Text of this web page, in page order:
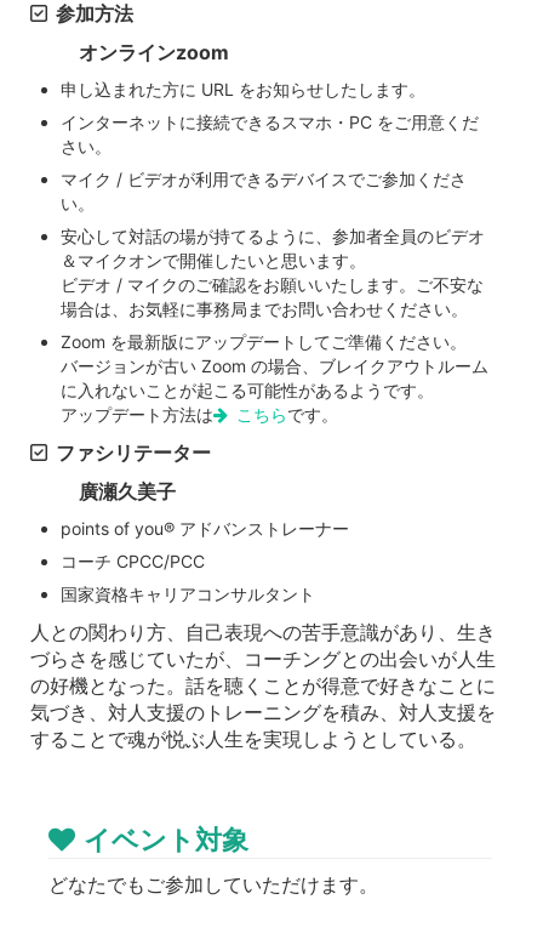
参加方法
オンラインzoom
申し込まれた方に URL をお知らせしたします。
インターネットに接続できるスマホ・PC をご用意くだ
さい。
マイク / ビデオが利用できるデバイスでご参加くださ
い。
安心して対話の場が持てるように、参加者全員のビデオ
＆マイクオンで開催したいと思います。
ビデオ / マイクのご確認をお願いいたします。ご不安な
場合は、お気軽に事務局までお問い合わせください。
Zoom を最新版にアップデートしてご準備ください。
バージョンが古い Zoom の場合、ブレイクアウトルーム
に入れないことが起こる可能性があるようです。
アップデート方法は
こちらです。
ファシリテーター
廣瀬久美子
points of you®︎ アドバンストレーナー
コーチ CPCC/PCC
国家資格キャリアコンサルタント
人との関わり方、自己表現への苦手意識があり、生き
づらさを感じていたが、コーチングとの出会いが人生
の好機となった。話を聴くことが得意で好きなことに
気づき、対人支援のトレーニングを積み、対人支援を
することで魂が悦ぶ人生を実現しようとしている。
イベント対象
どなたでもご参加していただけます。